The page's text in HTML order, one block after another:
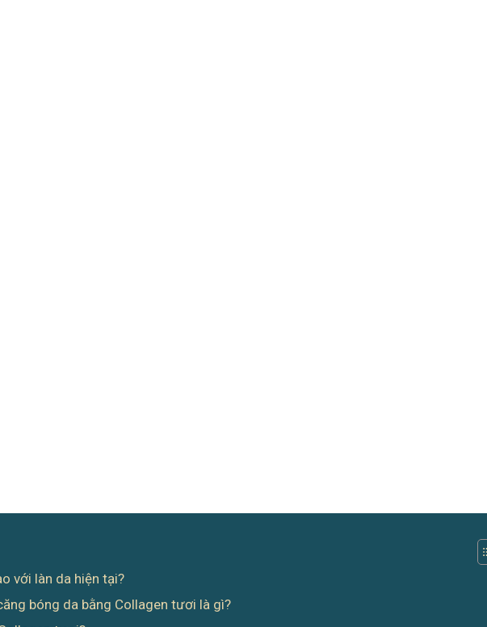
với làn da hiện tại?
bóng da bằng Collagen tươi là gì?